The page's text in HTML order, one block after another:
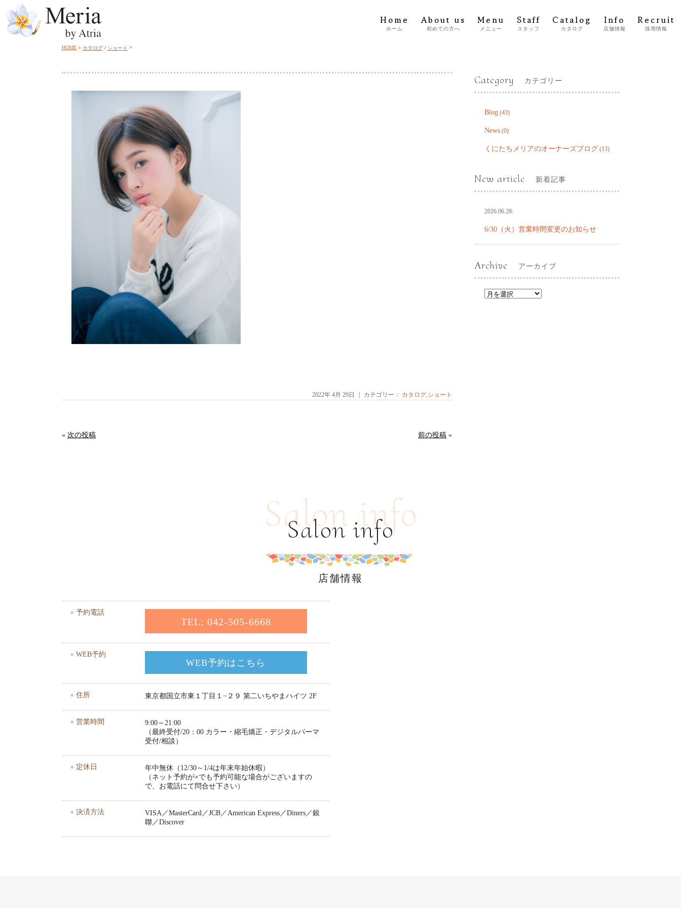
Home
ホーム
About us
初めての方へ
Menu
メニュー
Staff
スタッフ
Catalog
カタログ
Info
店舗情報
Recruit
採用情報
HOME カタログ / ショート
2022年 4月 29日 ｜ カテゴリー： カタログ,ショート
« 次の投稿 前の投稿 »
Category カテゴリー
Blog (43)
News (0)
くにたちメリアのオーナーズブログ (13)
New article 新着記事
2026.06.28:
6/30（火）営業時間変更のお知らせ
Archive アーカイブ
Salon info
Salon info
店舗情報
● 予約電話
TEL: 042-505-6668
● WEB予約
WEB予約はこちら
● 住所 東京都国立市東１丁目１−２９ 第二いちやまハイツ 2F
● 営業時間
9:00～21:00
（最終受付/20：00 カラー・縮毛矯正・デジタルパーマ
受付/相談）
● 定休日
年中無休（12/30～1/4は年末年始休暇）
（ネット予約が×でも予約可能な場合がございますの
で、お電話にて問合せ下さい）
● 決済方法
VISA／MasterCard／JCB／American Express／Diners／銀
聯／Discover